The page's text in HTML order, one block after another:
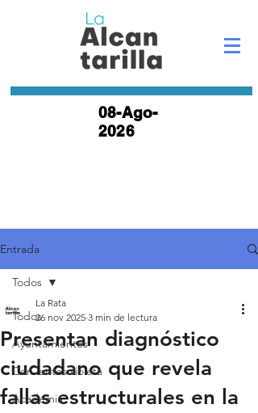
08-Ago-
2026
Entrada
Todos
Ayuntamientos
Con lentes violeta
Academia
Todos
Presentan diagnóstico
ciudadano que revela
fallas estructurales en la
La Rata
26 nov 2025 3 min de lectura